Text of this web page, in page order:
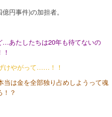
円事件)の加担者。
…あたしたちは20年も待てないの
けやがって……！！
は金を全部独り占めしようって魂
！？